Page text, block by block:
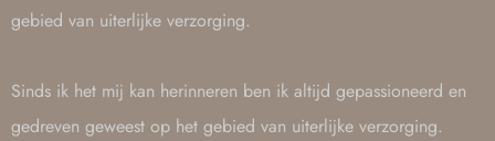
gebied van uiterlijke verzorging.
Sinds ik het mij kan herinneren ben ik altijd gepassioneerd en
gedreven geweest op het gebied van uiterlijke verzorging.